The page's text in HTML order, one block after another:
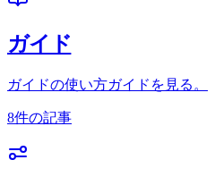
ガイド
ガイドの使い方ガイドを見る。
8件の記事